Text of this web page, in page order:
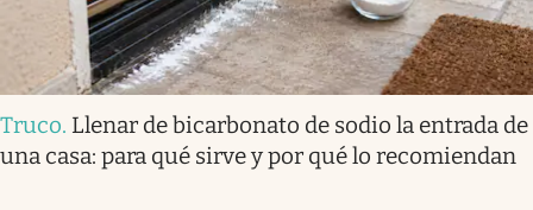
Truco. Llenar de bicarbonato de sodio la entrada de
una casa: para qué sirve y por qué lo recomiendan